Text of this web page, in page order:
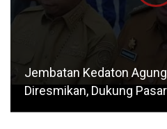
Jembatan Kedaton
Diresmikan, Dukung